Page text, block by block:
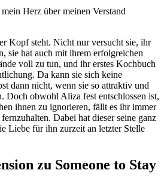
Herz über meinen Verstand
Kopf steht. Nicht nur versucht sie, ihr
sie hat auch mit ihrem erfolgreichen
voll zu tun, und ihr erstes Kochbuch
Da kann sie sich keine
dann nicht, wenn sie so attraktiv und
Doch obwohl Aliza fest entschlossen ist,
ihnen zu ignorieren, fällt es ihr immer
Dabei hat dieser seine ganz
Liebe für ihn zurzeit an letzter Stelle
zu Someone to Stay